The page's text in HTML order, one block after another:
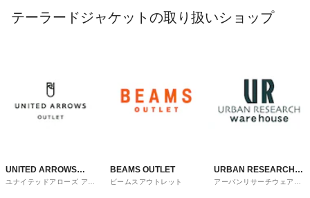
テーラードジャケットの取り扱いショップ
UNITED ARROWS
OUTLET
ユナイテッドアローズ アウ
BEAMS OUTLET
ビームスアウトレット
URBAN RESEARCH
ware house
アーバンリサーチウェアハ